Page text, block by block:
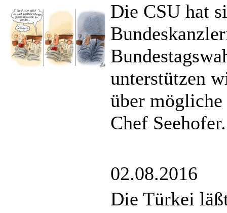
Die CSU hat
unterstützen
über
Chef Seehofer.
02.08.2016
Die Türkei